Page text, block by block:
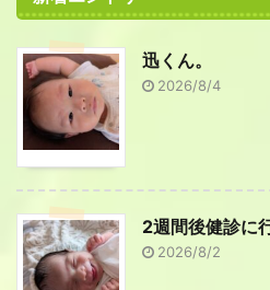
迅くん。
2026/8/4
2週間後健診に
2026/8/2